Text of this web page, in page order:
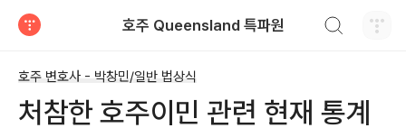
호주 Queensland 특파원
호주 변호사 - 박창민/일반 법상식
처참한 호주이민 관련 현재 통계